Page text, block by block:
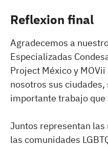
Reflexion final
Agradecemos a
Especializadas
Project México y
nosotros sus
importante trabajo
Juntos representan las
las comunidades